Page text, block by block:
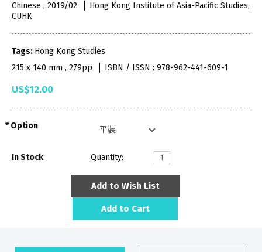
Chinese , 2019/02
Hong Kong Institute of Asia-Pacific Studies,
CUHK
Tags: Hong Kong Studies
215 x 140 mm , 279pp
ISBN / ISSN : 978-962-441-609-1
US$12.00
Option
In Stock Quantity:
Add to Wish List
Add to Cart